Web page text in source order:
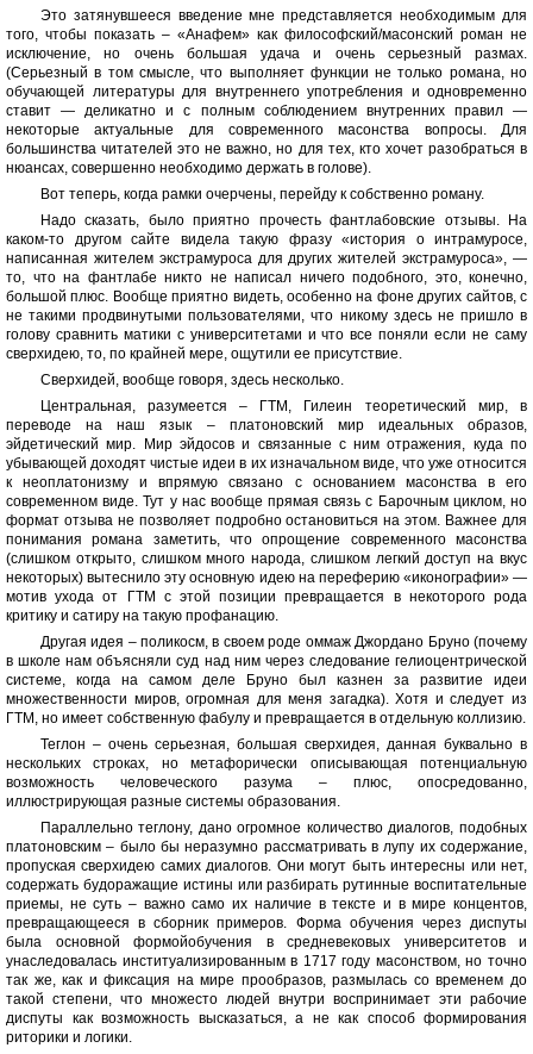
Это затянувшееся введение мне представляется необходимым для
того, чтобы показать – «Анафем» как философский/масонский роман не
исключение, но очень большая удача и очень серьезный размах.
(Серьезный в том смысле, что выполняет функции не только романа, но
обучающей литературы для внутреннего употребления и одновременно
ставит — деликатно и с полным соблюдением внутренних правил —
некоторые актуальные для современного масонства вопросы. Для
большинства читателей это не важно, но для тех, кто хочет разобраться в
нюансах, совершенно необходимо держать в голове).
Вот теперь, когда рамки очерчены, перейду к собственно роману.
Надо сказать, было приятно прочесть фантлабовские отзывы. На
каком-то другом сайте видела такую фразу «история о интрамуросе,
написанная жителем экстрамуроса для других жителей экстрамуроса», —
то, что на фантлабе никто не написал ничего подобного, это, конечно,
большой плюс. Вообще приятно видеть, особенно на фоне других сайтов, с
не такими продвинутыми пользователями, что никому здесь не пришло в
голову сравнить матики с университетами и что все поняли если не саму
сверхидею, то, по крайней мере, ощутили ее присутствие.
Сверхидей, вообще говоря, здесь несколько.
Центральная, разумеется – ГТМ, Гилеин теоретический мир, в
переводе на наш язык – платоновский мир идеальных образов,
эйдетический мир. Мир эйдосов и связанные с ним отражения, куда по
убывающей доходят чистые идеи в их изначальном виде, что уже относится
к неоплатонизму и впрямую связано с основанием масонства в его
современном виде. Тут у нас вообще прямая связь с Барочным циклом, но
формат отзыва не позволяет подробно остановиться на этом. Важнее для
понимания романа заметить, что опрощение современного масонства
(слишком открыто, слишком много народа, слишком легкий доступ на вкус
некоторых) вытеснило эту основную идею на переферию «иконографии» —
мотив ухода от ГТМ с этой позиции превращается в некоторого рода
критику и сатиру на такую профанацию.
Другая идея – поликосм, в своем роде оммаж Джордано Бруно (почему
в школе нам объясняли суд над ним через следование гелиоцентрической
системе, когда на самом деле Бруно был казнен за развитие идеи
множественности миров, огромная для меня загадка). Хотя и следует из
ГТМ, но имеет собственную фабулу и превращается в отдельную коллизию.
Теглон – очень серьезная, большая сверхидея, данная буквально в
нескольких строках, но метафорически описывающая потенциальную
возможность человеческого разума – плюс, опосредованно,
иллюстрирующая разные системы образования.
Параллельно теглону, дано огромное количество диалогов, подобных
платоновским – было бы неразумно рассматривать в лупу их содержание,
пропуская сверхидею самих диалогов. Они могут быть интересны или нет,
содержать будоражащие истины или разбирать рутинные воспитательные
приемы, не суть – важно само их наличие в тексте и в мире концентов,
превращающееся в сборник примеров. Форма обучения через диспуты
была основной формойобучения в средневековых университетов и
унаследовалась институализированным в 1717 году масонством, но точно
так же, как и фиксация на мире прообразов, размылась со временем до
такой степени, что множесто людей внутри воспринимает эти рабочие
диспуты как возможность высказаться, а не как способ формирования
риторики и логики.